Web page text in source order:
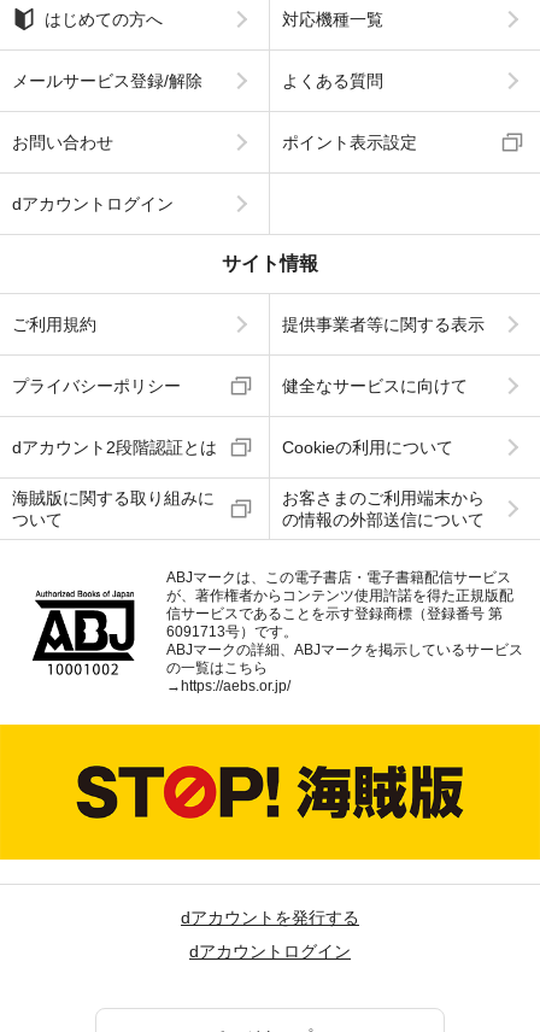
はじめての方へ 対応機種一覧
メールサービス登録/解除 よくある質問
お問い合わせ ポイント表示設定
dアカウントログイン
サイト情報
ご利用規約 提供事業者等に関する表示
プライバシーポリシー 健全なサービスに向けて
dアカウント2段階認証とは Cookieの利用について
海賊版に関する取り組みに
ついて
お客さまのご利用端末から
の情報の外部送信について
ABJマークは、この電子書店・電子書籍配信サービス
が、著作権者からコンテンツ使用許諾を得た正規版配
信サービスであることを示す登録商標（登録番号 第
6091713号）です。
ABJマークの詳細、ABJマークを掲示しているサービス
の一覧はこちら
→ https://aebs.or.jp/
dアカウントを発行する
dアカウントログイン